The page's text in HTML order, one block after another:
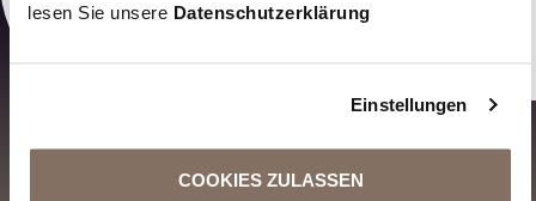
lesen Sie unsere Datenschutzerklärung
Einstellungen
COOKIES ZULASSEN